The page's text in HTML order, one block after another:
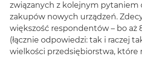
związanych z kolejnym pytaniem
zakupów nowych urządzeń.
większość respondentów – bo aż
(łącznie odpowiedzi: tak i raczej
wielkości przedsiębiorstwa, które